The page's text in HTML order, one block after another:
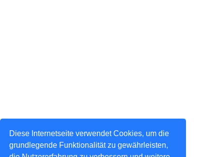
Diese Internetseite verwendet Cookies, um die
grundlegende Funktionalität zu gewährleisten,